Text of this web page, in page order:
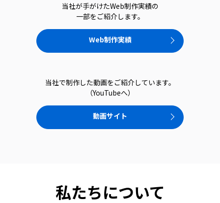
当社が手がけたWeb制作実績の
一部をご紹介します。
Web制作実績
当社で制作した動画をご紹介しています。
（YouTubeへ）
動画サイト
私たちについて